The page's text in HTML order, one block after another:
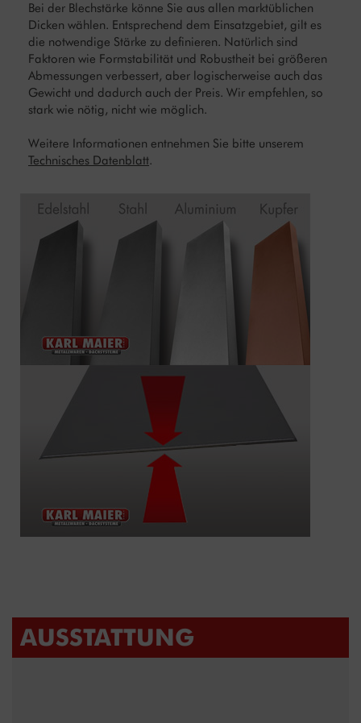
Bei der Blechstärke könne Sie aus allen marktüblichen
Dicken wählen. Entsprechend dem Einsatzgebiet, gilt es
die notwendige Stärke zu definieren. Natürlich sind
Faktoren wie Formstabilität und Robustheit bei größeren
Abmessungen verbessert, aber logischerweise auch das
Gewicht und dadurch auch der Preis. Wir empfehlen, so
stark wie nötig, nicht wie möglich.
Weitere Informationen entnehmen Sie bitte unserem
Technisches Datenblatt.
AUSSTATTUNG